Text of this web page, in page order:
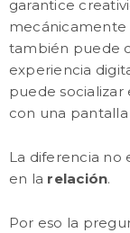
garantice
mecánicamente
también puede
experiencia
puede socializar
con una
La diferencia no
en la relación.
Por eso la